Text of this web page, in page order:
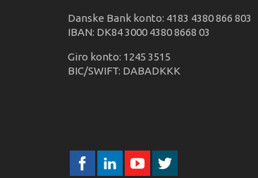
Danske Bank konto: 4183 4380 866 803
IBAN: DK84 3000 4380 8668 03
Giro konto: 1245 3515
BIC/SWIFT: DABADKKK